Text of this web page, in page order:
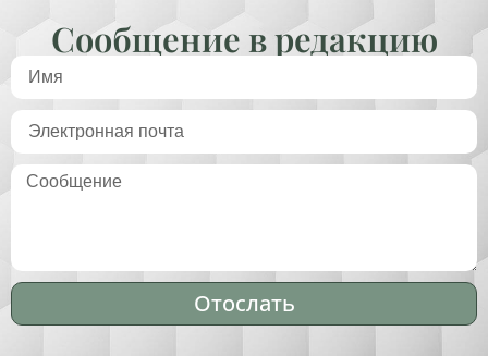
Сообщение в редакцию
Отослать